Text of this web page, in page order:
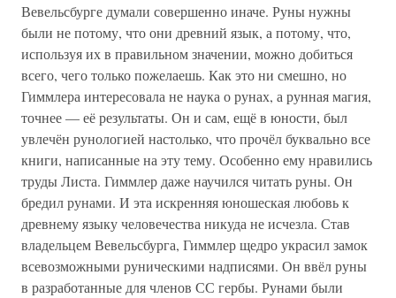
Вевельсбурге думали совершенно иначе. Руны нужны
были не потому, что они древний язык, а потому, что,
используя их в правильном значении, можно добиться
всего, чего только пожелаешь. Как это ни смешно, но
Гиммлера интересовала не наука о рунах, а рунная магия,
точнее — её результаты. Он и сам, ещё в юности, был
увлечён рунологией настолько, что прочёл буквально все
книги, написанные на эту тему. Особенно ему нравились
труды Листа. Гиммлер даже научился читать руны. Он
бредил рунами. И эта искренняя юношеская любовь к
древнему языку человечества никуда не исчезла. Став
владельцем Вевельсбурга, Гиммлер щедро украсил замок
всевозможными руническими надписями. Он ввёл руны
в разработанные для членов СС гербы. Рунами были